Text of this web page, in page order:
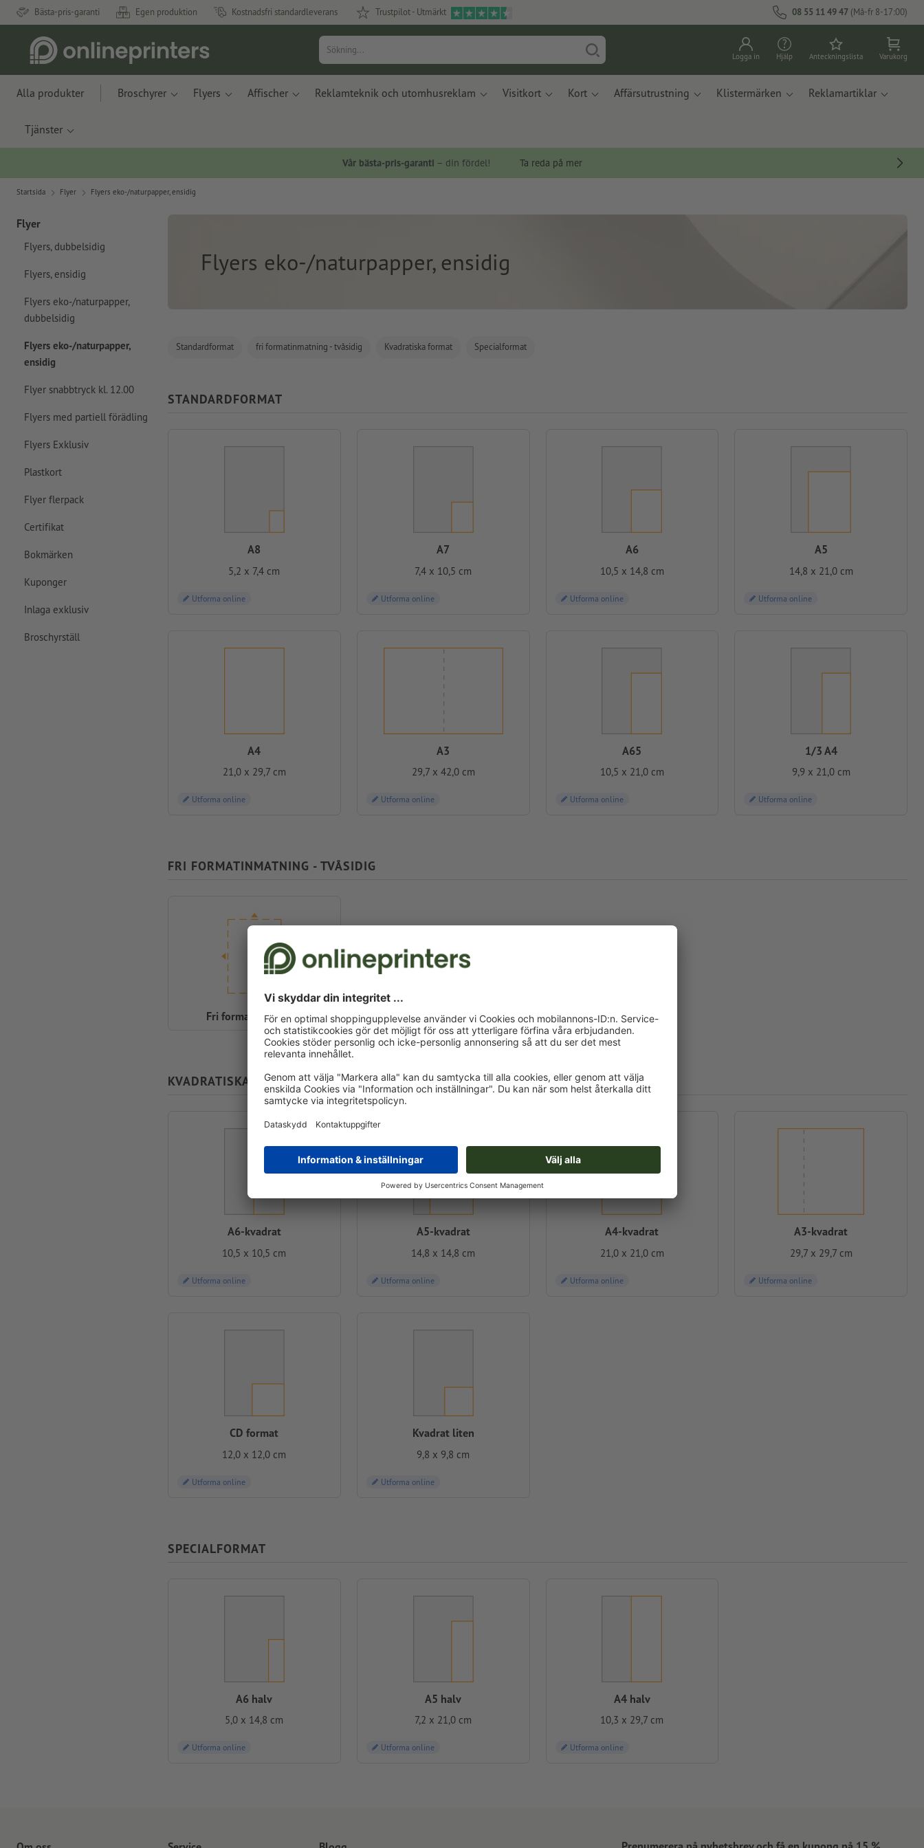
Bästa-pris-garanti Egen produktion Kostnadsfri standardleverans Trustpilot - Utmärkt 08 55 11 49 47 (Må-fr 8-17:00)
Logga in Hjälp Anteckningslista Varukorg
Alla produkter Broschyrer Flyers Affischer Reklamteknik och utomhusreklam Visitkort Kort Affärsutrustning Klistermärken Reklamartiklar
Tjänster
Vår bästa-pris-garanti – din fördel! Ta reda på mer
Startsida Flyer Flyers eko-/naturpapper, ensidig
Flyer
Flyers, dubbelsidig
Flyers, ensidig
Flyers eko-/naturpapper,
dubbelsidig
Flyers eko-/naturpapper,
ensidig
Flyer snabbtryck kl. 12.00
Flyers med partiell förädling
Flyers Exklusiv
Plastkort
Flyer flerpack
Certifikat
Bokmärken
Kuponger
Inlaga exklusiv
Broschyrställ
Flyers eko-/naturpapper, ensidig
Standardformat fri formatinmatning - tvåsidig Kvadratiska format Specialformat
STANDARDFORMAT
A8
5,2 x 7,4 cm
Utforma online
A7
7,4 x 10,5 cm
Utforma online
A6
10,5 x 14,8 cm
Utforma online
A5
14,8 x 21,0 cm
Utforma online
A4
21,0 x 29,7 cm
Utforma online
A3
29,7 x 42,0 cm
Utforma online
A65
10,5 x 21,0 cm
Utforma online
1/3 A4
9,9 x 21,0 cm
Utforma online
FRI FORMATINMATNING - TVÅSIDIG
Fri formatinmatning
KVADRATISKA FORMAT
A6-kvadrat
10,5 x 10,5 cm
Utforma online
A5-kvadrat
14,8 x 14,8 cm
Utforma online
A4-kvadrat
21,0 x 21,0 cm
Utforma online
A3-kvadrat
29,7 x 29,7 cm
Utforma online
CD format
12,0 x 12,0 cm
Utforma online
Kvadrat liten
9,8 x 9,8 cm
Utforma online
SPECIALFORMAT
A6 halv
5,0 x 14,8 cm
Utforma online
A5 halv
7,2 x 21,0 cm
Utforma online
A4 halv
10,3 x 29,7 cm
Utforma online